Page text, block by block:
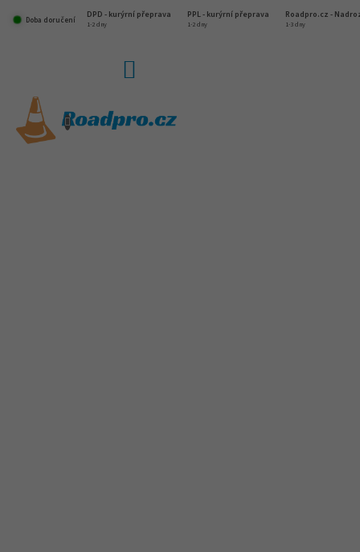
Doba doručení
DPD - kurýrní přeprava PPL - kurýrní přeprava Roadpro.cz -
1-2 dny 1-2 dny 1-3 dny